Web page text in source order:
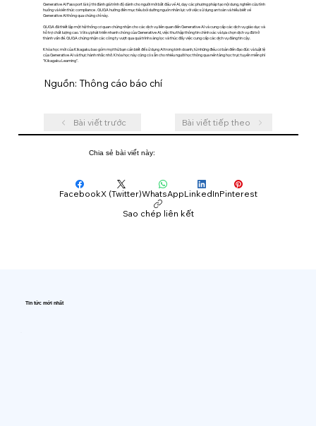
Generative AI Passport là kỳ thi đánh giá trình độ dành cho người mới bắt đầu về AI, dạy các phương pháp tạo nội dung, nghiên cứu tình
huống và kiến ​​thức compliance . GUGA hướng đến mục tiêu bồi dưỡng nguồn nhân lực với việc sử dụng an toàn và hiểu biết về
Generative AI thông qua chứng chỉ này.
GUGA đã thiết lập một hệ thống cơ quan chứng nhận cho các dịch vụ liên quan đến Generative AI và cung cấp các dịch vụ giáo dục và
hỗ trợ chất lượng cao. Với sự phát triển nhanh chóng của Generative AI, việc thu thập thông tin chính xác và lựa chọn dịch vụ đã trở
thành vấn đề. GUGA chứng nhận các công ty vượt qua quá trình sàng lọc và thúc đẩy việc cung cấp các dịch vụ đáng tin cậy.
Khóa học mới của Kikagaku bao gồm mọi thứ bạn cần biết để sử dụng AI trong kinh doanh, từ những điều cơ bản đến đạo đức và luật lệ
của Generative AI và thực hành nhắc nhở. Khóa học này cũng có sẵn cho nhiều người học thông qua nền tảng học trực tuyến miễn phí
"Kikagaku Learning".
Nguồn: Thông cáo báo chí
Bài viết trước Bài viết tiếp theo
Chia sẻ bài viết này:
FacebookX (Twitter)WhatsAppLinkedInPinterest
Sao chép liên kết
Tin tức mới nhất